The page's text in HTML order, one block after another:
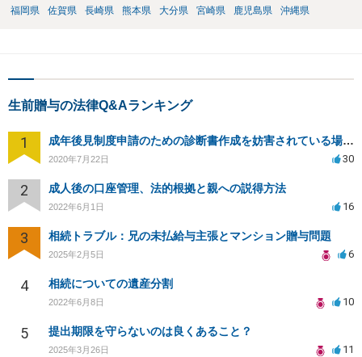
福岡県
佐賀県 長崎県 熊本県 大分県 宮崎県 鹿児島県 沖縄県
生前贈与の法律Q&Aランキング
1 成年後見制度申請のための診断書作成を妨害されている場合、法律家に対策を依頼できることはありますか？
2020年7月22日 30
2 成人後の口座管理、法的根拠と親への説得方法
2022年6月1日 16
3 相続トラブル：兄の未払給与主張とマンション贈与問題
2025年2月5日 6
4 相続についての遺産分割
2022年6月8日 10
5 提出期限を守らないのは良くあること？
2025年3月26日 11